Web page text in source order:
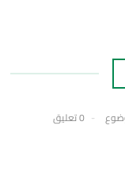
0 تعليق